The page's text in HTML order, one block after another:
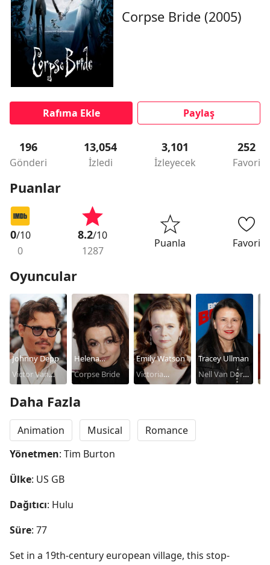
Corpse Bride (2005)
Rafıma Ekle Paylaş
196
Gönderi
13,054
İzledi
3,101
İzleyecek
252
Favori
Puanlar
0/10
0
8.2/10
1287
Puanla Favori
Oyuncular
Johnny Depp
Victor Van
Helena
Bonham
Corpse Bride
Emily Watson
Victoria
Tracey Ullman
Nell Van Dort /
Daha Fazla
Animation Musical
Romance
Yönetmen: Tim Burton
Ülke: US GB
Dağıtıcı: Hulu
Süre: 77
Set in a 19th-century european village, this stop-